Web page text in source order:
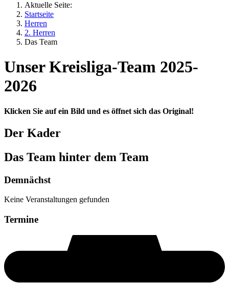
Aktuelle Seite:
Startseite
Herren
2. Herren
Das Team
Unser Kreisliga-Team 2025-
2026
Klicken Sie auf ein Bild und es öffnet sich das Original!
Der Kader
Das Team hinter dem Team
Demnächst
Keine Veranstaltungen gefunden
Termine